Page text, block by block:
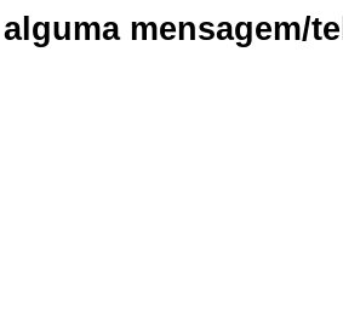
mensagem/